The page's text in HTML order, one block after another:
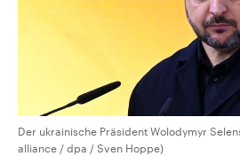
Der ukrainische Präsident Wolodymyr
alliance / dpa / Sven Hoppe)